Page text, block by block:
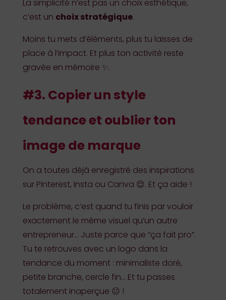
La simplicité n’est pas un choix esthétique,
c’est un choix stratégique.
Moins tu mets d’éléments, plus tu laisses de
place à l’impact. Et plus ton activité reste
gravée en mémoire ✨.
#3. Copier un style
tendance et oublier ton
image de marque
On a toutes déjà enregistré des inspirations
sur Pinterest, Insta ou Canva 😌. Et ça aide !
Le problème, c’est quand tu finis par vouloir
exactement le même visuel qu’un autre
entrepreneur… Juste parce que “ça fait pro”.
Tu te retrouves avec un logo dans la
tendance du moment : minimaliste doré,
petite branche, cercle fin… Et tu passes
totalement inaperçue 😐 !